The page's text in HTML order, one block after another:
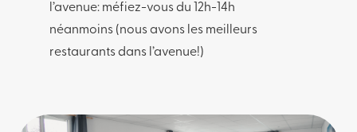
l’avenue: méfiez-vous du 12h-14h
néanmoins (nous avons les meilleurs
restaurants dans l’avenue!)